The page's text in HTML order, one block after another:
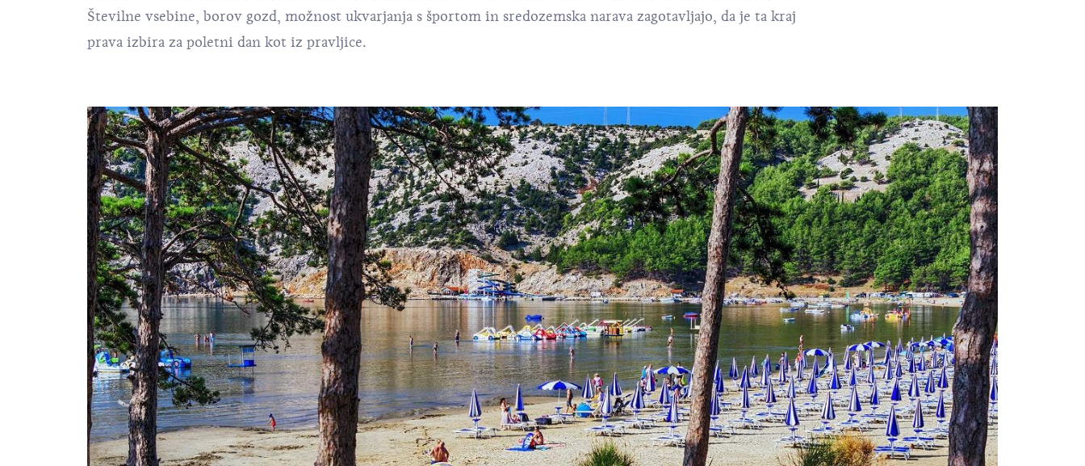
Številne vsebine, borov gozd, možnost ukvarjanja s športom in sredozemska narava zagotavljajo, da je ta kraj
prava izbira za poletni dan kot iz pravljice.